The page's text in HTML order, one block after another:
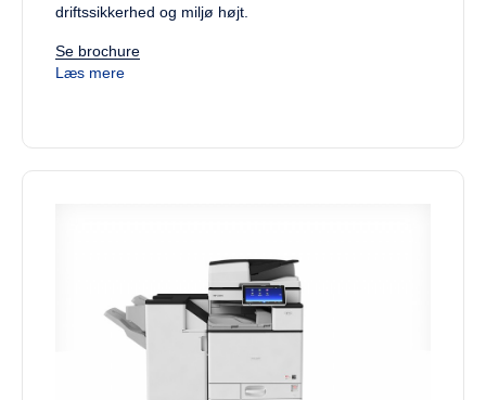
driftssikkerhed og miljø højt.
Se brochure
Læs mere